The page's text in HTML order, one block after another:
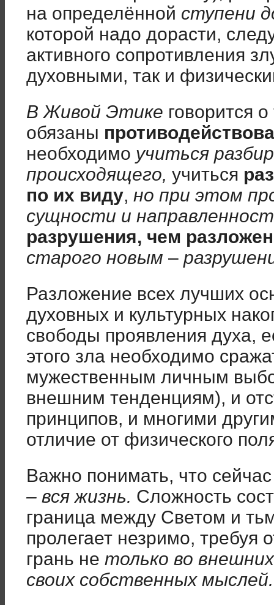
на определённой ступени
которой надо дорасти,
активного сопротивления
духовными, так и
В Живой Этике говорится
обязаны
необходимо учиться
происходящего, учиться
по их виду, но при этом
сущности и
разрушения, чем
старого новым –
Разложение всех лучших
духовных и культурных
свободы проявления духа,
этого зла необходимо
мужественным личным
внешним тенденциям), и
принципов, и многими
отличие от физического
Важно понимать, что
– вся жизнь. Сложность
граница между Светом и
пролегает незримо, требуя
грань не только во
своих собственных мыслей.